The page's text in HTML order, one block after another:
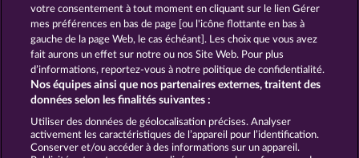
CGU Charte de confidentialité
Mentions légales Société FAQ
Facebook
Envoyer la demande de rétractation
votre consentement à tout moment en cliquant sur le lien Gérer
mes préférences en bas de page [ou l'icône flottante en bas à
gauche de la page Web, le cas échéant]. Les choix que vous avez
fait aurons un effet sur notre ou nos Site Web. Pour plus
d’informations, reportez-vous à notre politique de confidentialité.
Nos équipes ainsi que nos partenaires externes, traitent des
données selon les finalités suivantes :
Utiliser des données de géolocalisation précises. Analyser
activement les caractéristiques de l’appareil pour l’identification.
Conserver et/ou accéder à des informations sur un appareil.